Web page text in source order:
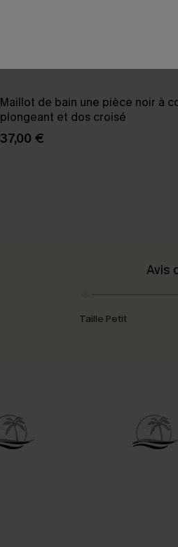
Maillot de bain une pièce noir à
plongeant et dos croisé
37,00 €
Avis
Taille Petit